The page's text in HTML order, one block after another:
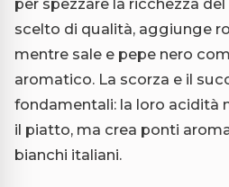
per spezzare la ricchezza del
scelto di qualità, aggiunge
mentre sale e pepe nero
aromatico. La scorza e il
fondamentali: la loro acidità
il piatto, ma crea ponti
bianchi italiani.